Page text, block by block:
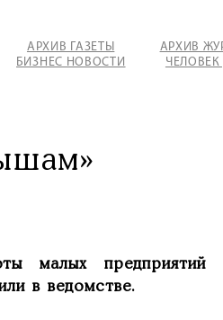
АРХИВ ГАЗЕТЫ
БИЗНЕС НОВОСТИ
АРХИВ
ЧЕЛОВЕК
малых предприятий
в ведомстве.